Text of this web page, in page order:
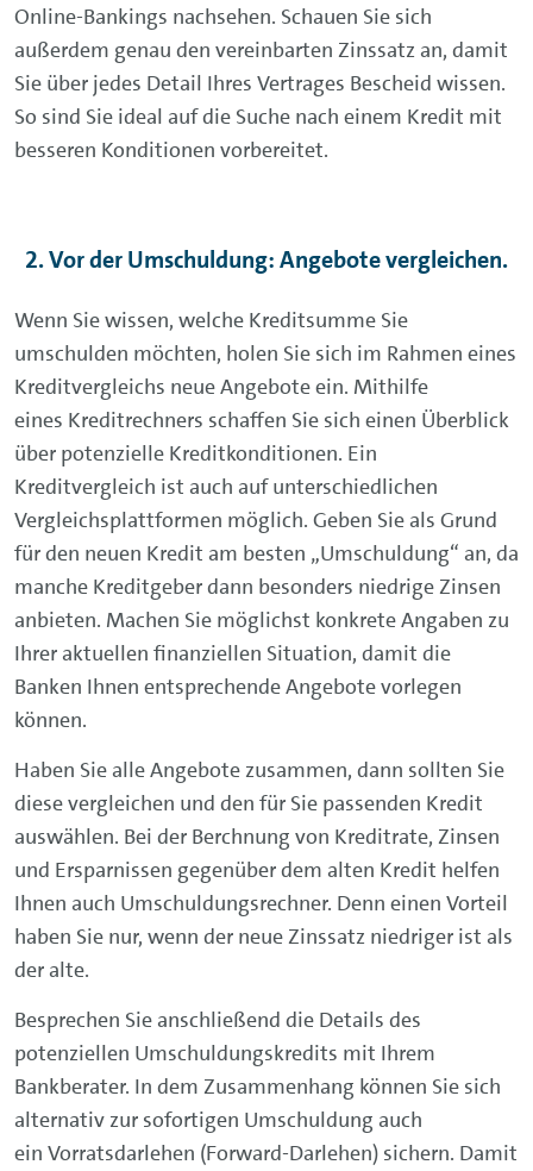
Online-Bankings nachsehen. Schauen Sie sich
außerdem genau den vereinbarten Zinssatz an, damit
Sie über jedes Detail Ihres Vertrages Bescheid wissen.
So sind Sie ideal auf die Suche nach einem Kredit mit
besseren Konditionen vorbereitet.
2. Vor der Umschuldung: Angebote vergleichen.
Wenn Sie wissen, welche Kreditsumme Sie
umschulden möchten, holen Sie sich im Rahmen eines
Kreditvergleichs neue Angebote ein. Mithilfe
eines Kreditrechners schaffen Sie sich einen Überblick
über potenzielle Kreditkonditionen. Ein
Kreditvergleich ist auch auf unterschiedlichen
Vergleichsplattformen möglich. Geben Sie als Grund
für den neuen Kredit am besten „Umschuldung“ an, da
manche Kreditgeber dann besonders niedrige Zinsen
anbieten. Machen Sie möglichst konkrete Angaben zu
Ihrer aktuellen finanziellen Situation, damit die
Banken Ihnen entsprechende Angebote vorlegen
können.
Haben Sie alle Angebote zusammen, dann sollten Sie
diese vergleichen und den für Sie passenden Kredit
auswählen. Bei der Berchnung von Kreditrate, Zinsen
und Ersparnissen gegenüber dem alten Kredit helfen
Ihnen auch Umschuldungsrechner. Denn einen Vorteil
haben Sie nur, wenn der neue Zinssatz niedriger ist als
der alte.
Besprechen Sie anschließend die Details des
potenziellen Umschuldungskredits mit Ihrem
Bankberater. In dem Zusammenhang können Sie sich
alternativ zur sofortigen Umschuldung auch
ein Vorratsdarlehen (Forward-Darlehen) sichern. Damit